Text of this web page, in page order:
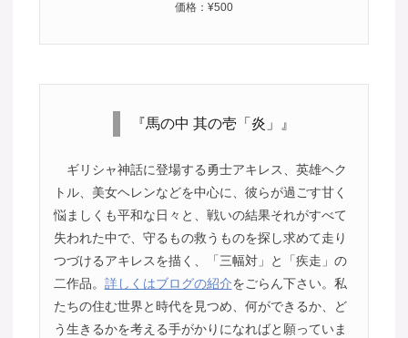
価格：¥500
『馬の中 其の壱「炎」』
ギリシャ神話に登場する勇士アキレス、英雄ヘク
トル、美女ヘレンなどを中心に、彼らが過ごす甘く
悩ましくも平和な日々と、戦いの結果それがすべて
失われた中で、守るもの救うものを探し求めて走り
つづけるアキレスを描く、「三幅対」と「疾走」の
二作品。 詳しくはブログの紹介をごらん下さい。私
たちの住む世界と時代を見つめ、何ができるか、ど
う生きるかを考える手がかりになればと願っていま